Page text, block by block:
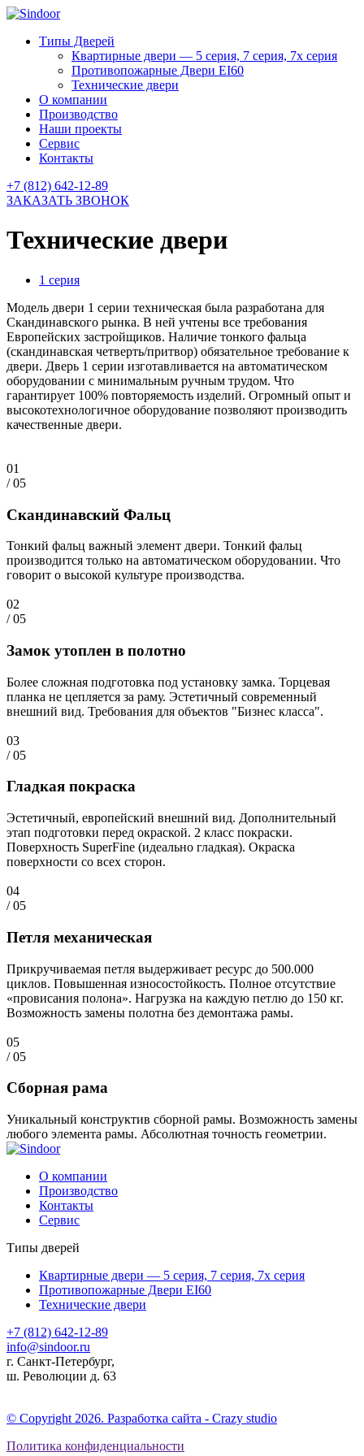
Типы Дверей
Квартирные двери — 5 серия, 7 серия, 7х серия
Противопожарные Двери EI60
Технические двери
О компании
Производство
Наши проекты
Сервис
Контакты
+7 (812) 642-12-89
ЗАКАЗАТЬ ЗВОНОК
Технические двери
1 серия
Модель двери 1 серии техническая была разработана для
Скандинавского рынка. В ней учтены все требования
Европейских застройщиков. Наличие тонкого фальца
(скандинавская четверть/притвор) обязательное требование к
двери. Дверь 1 серии изготавливается на автоматическом
оборудовании с минимальным ручным трудом. Что
гарантирует 100% повторяемость изделий. Огромный опыт и
высокотехнологичное оборудование позволяют производить
качественные двери.
01
/ 05
Скандинавский Фальц
Тонкий фальц важный элемент двери. Тонкий фальц
производится только на автоматическом оборудовании. Что
говорит о высокой культуре производства.
02
/ 05
Замок утоплен в полотно
Более сложная подготовка под установку замка. Торцевая
планка не цепляется за раму. Эстетичный современный
внешний вид. Требования для объектов "Бизнес класса".
03
/ 05
Гладкая покраска
Эстетичный, европейский внешний вид. Дополнительный
этап подготовки перед окраской. 2 класс покраски.
Поверхность SuperFine (идеально гладкая). Окраска
поверхности со всех сторон.
04
/ 05
Петля механическая
Прикручиваемая петля выдерживает ресурс до 500.000
циклов. Повышенная износостойкость. Полное отсутствие
«провисания полона». Нагрузка на каждую петлю до 150 кг.
Возможность замены полотна без демонтажа рамы.
05
/ 05
Сборная рама
Уникальный конструктив сборной рамы. Возможность замены
любого элемента рамы. Абсолютная точность геометрии.
О компании
Производство
Контакты
Сервис
Типы дверей
Квартирные двери — 5 серия, 7 серия, 7х серия
Противопожарные Двери EI60
Технические двери
+7 (812) 642-12-89
info@sindoor.ru
г. Санкт-Петербург,
ш. Революции д. 63
© Copyright 2026. Разработка сайта - Сrazy studio
Политика конфиденциальности